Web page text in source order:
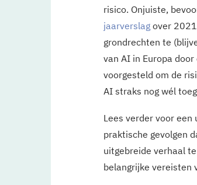
risico. Onjuiste,
jaarverslag over
grondrechten te
van AI in Europa
voorgesteld om de
AI straks nog wél
Lees verder voor
praktische gevolgen
uitgebreide verhaal
belangrijke vereisten